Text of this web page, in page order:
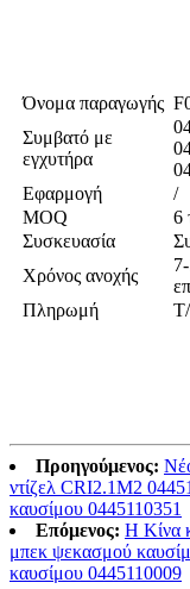
Όνομα παραγωγής
Συμβατό με
εγχυτήρα
Εφαρμογή
/
MOQ
6
Συσκευασία
Χρόνος ανοχής
Πληρωμή
Προηγούμενος:
ντίζελ CRI2.1M2
καυσίμου 0445110351
Επόμενος: Η Κίνα
μπεκ ψεκασμού
καυσίμου 0445110009